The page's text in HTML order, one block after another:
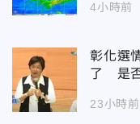
4小時前
彰化選
了 是
23小時前